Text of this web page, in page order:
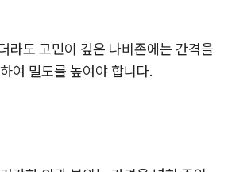
라도 고민이 깊은 나비존에는 간격을
여 밀도를 높여야 합니다.